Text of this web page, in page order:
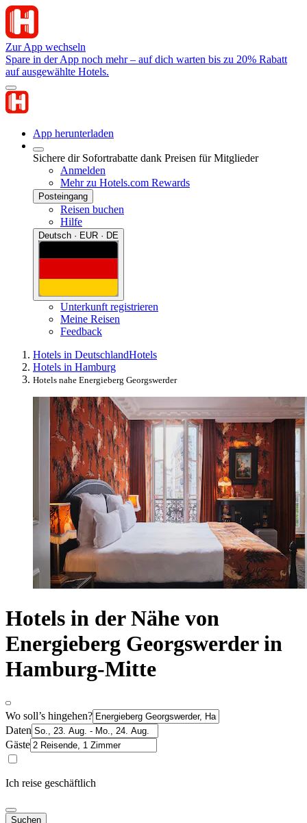
Zur App wechseln
Spare in der App noch mehr – auf dich warten bis zu 20% Rabatt
auf ausgewählte Hotels.
App herunterladen
Sichere dir Sofortrabatte dank Preisen für Mitglieder
Anmelden
Mehr zu Hotels.com Rewards
Posteingang
Reisen buchen
Hilfe
Deutsch · EUR · DE
Unterkunft registrieren
Meine Reisen
Feedback
Hotels in DeutschlandHotels
Hotels in Hamburg
Hotels nahe Energieberg Georgswerder
Hotels in der Nähe von
Energieberg Georgswerder in
Hamburg-Mitte
Wo soll’s hingehen?
Daten
Gäste
Ich reise geschäftlich
Suchen